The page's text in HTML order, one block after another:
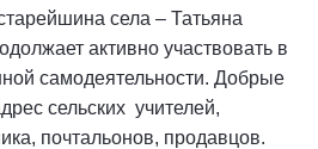
села – Татьяна
активно участвовать в
самодеятельности. Добрые
сельских учителей,
почтальонов, продавцов.